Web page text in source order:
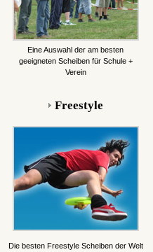
Eine Auswahl der am besten
geeigneten Scheiben für Schule +
Verein
Freestyle
Die besten Freestyle Scheiben der Welt